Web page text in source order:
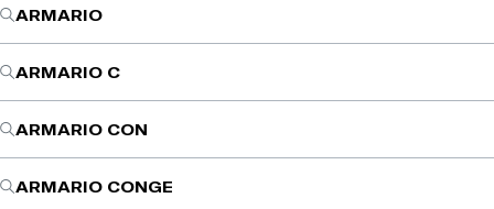
ARMARIO
ARMARIO C
ARMARIO CON
ARMARIO CONGE